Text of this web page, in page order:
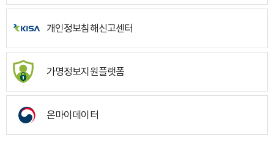
개인정보침해신고센터
가명정보지원플랫폼
온마이데이터